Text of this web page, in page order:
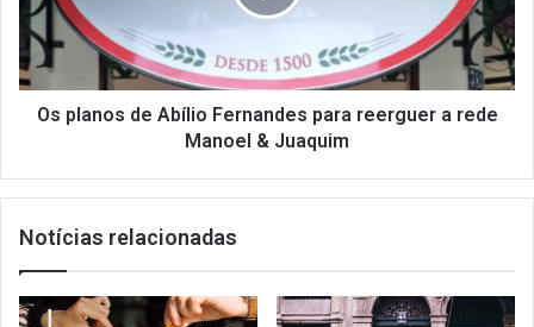
para
reerguer
a
rede
Manoel
Os planos de Abílio Fernandes para reerguer a rede
Manoel & Juaquim
Notícias relacionadas